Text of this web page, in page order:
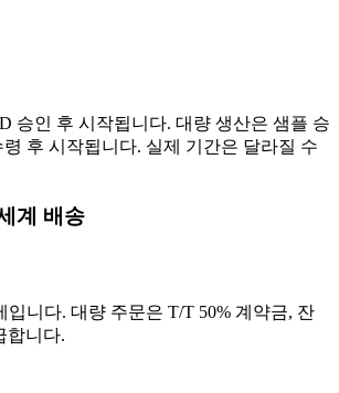
승인 후 시작됩니다. 대량 생산은 샘플 승
령 후 시작됩니다. 실제 기간은 달라질 수
계 배송
입니다. 대량 주문은 T/T 50% 계약금, 잔
합니다.